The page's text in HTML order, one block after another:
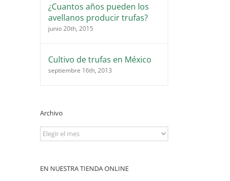
¿Cuantos años pueden los
avellanos producir trufas?
junio 20th, 2015
Cultivo de trufas en México
septiembre 16th, 2013
Archivo
Archivo
EN NUESTRA TIENDA ONLINE